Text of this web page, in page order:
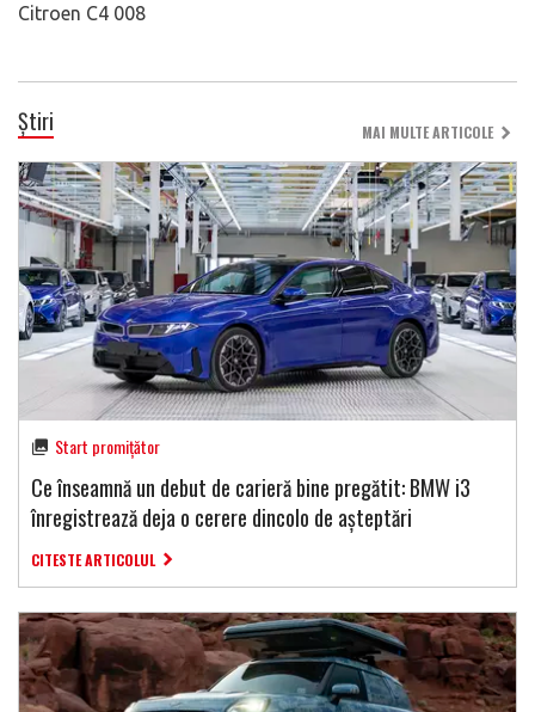
Citroen C4 008
Știri MAI MULTE ARTICOLE
Start promițător
Ce înseamnă un debut de carieră bine pregătit: BMW i3
înregistrează deja o cerere dincolo de așteptări
CITESTE ARTICOLUL